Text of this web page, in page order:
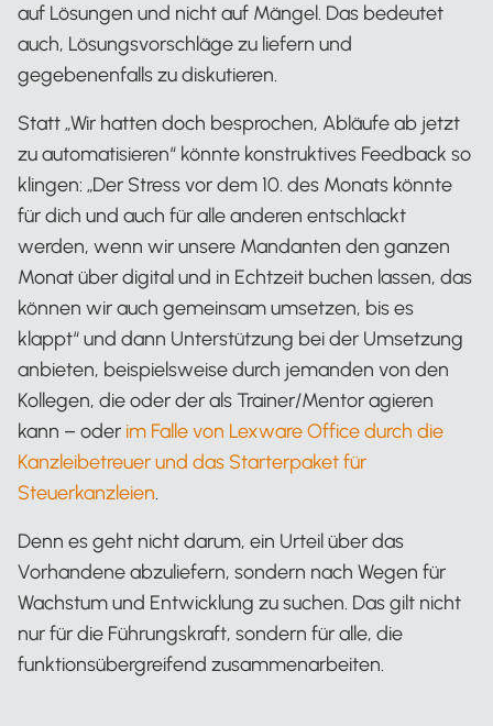
auf Lösungen und nicht auf Mängel. Das bedeutet
auch, Lösungsvorschläge zu liefern und
gegebenenfalls zu diskutieren.
Statt „Wir hatten doch besprochen, Abläufe ab jetzt
zu automatisieren“ könnte konstruktives Feedback so
klingen: „Der Stress vor dem 10. des Monats könnte
für dich und auch für alle anderen entschlackt
werden, wenn wir unsere Mandanten den ganzen
Monat über digital und in Echtzeit buchen lassen, das
können wir auch gemeinsam umsetzen, bis es
klappt“ und dann Unterstützung bei der Umsetzung
anbieten, beispielsweise durch jemanden von den
Kollegen, die oder der als Trainer/Mentor agieren
kann – oder im Falle von Lexware Office durch die
Kanzleibetreuer und das Starterpaket für
Steuerkanzleien.
Denn es geht nicht darum, ein Urteil über das
Vorhandene abzuliefern, sondern nach Wegen für
Wachstum und Entwicklung zu suchen. Das gilt nicht
nur für die Führungskraft, sondern für alle, die
funktionsübergreifend zusammenarbeiten.